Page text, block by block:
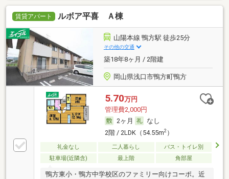
賃貸アパート ルボア平喜 Ａ棟
山陽本線 鴨方駅 徒歩25分
その他の交通
築18年8ヶ月 / 2階建
岡山県浅口市鴨方町鴨方
5.70万円
管理費2,000円
2ヶ月
なし
2階 / 2LDK（54.55m2）
礼金なし 二人暮らし
バス・トイレ別
駐車場(近隣含)
最上階 角部屋
鴨方東小・鴨方中学校区のファミリー向けコーポ。近